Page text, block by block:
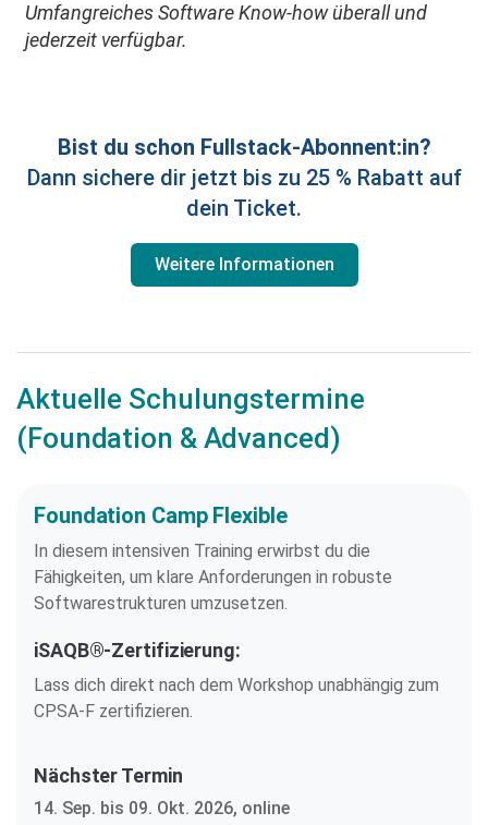
Umfangreiches Software Know-how überall und
jederzeit verfügbar.
Bist du schon Fullstack-Abonnent:in?
Dann sichere dir jetzt bis zu 25 % Rabatt auf
dein Ticket.
Weitere Informationen
Aktuelle Schulungstermine
(Foundation & Advanced)
Foundation Camp Flexible
In diesem intensiven Training erwirbst du die
Fähigkeiten, um klare Anforderungen in robuste
Softwarestrukturen umzusetzen.
iSAQB®-Zertifizierung:
Lass dich direkt nach dem Workshop unabhängig zum
CPSA-F zertifizieren.
Nächster Termin
14. Sep. bis 09. Okt. 2026, online